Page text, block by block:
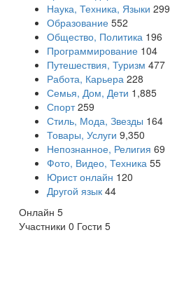
Наука, Техника, Языки 299
Образование 552
Общество, Политика 196
Программирование 104
Путешествия, Туризм 477
Работа, Карьера 228
Семья, Дом, Дети 1,885
Спорт 259
Стиль, Мода, Звезды 164
Товары, Услуги 9,350
Непознанное, Религия 69
Фото, Видео, Техника 55
Юрист онлайн 120
Другой язык 44
Онлайн 5
Участники 0 Гости 5